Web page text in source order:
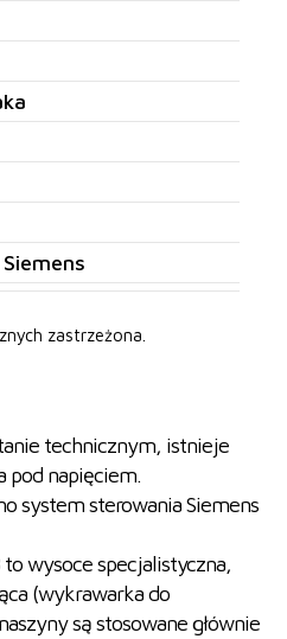
zastrzeżona.
technicznym, istnieje
pod napięciem.
system sterowania Siemens
wysoce specjalistyczna,
(wykrawarka do
są stosowane głównie